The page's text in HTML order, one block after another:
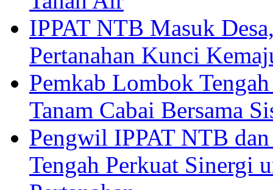
IPPAT NTB Masuk
Pertanahan Kunci
Pemkab Lombok
Tanam Cabai Bersama
Pengwil IPPAT NTB
Tengah Perkuat Sinergi